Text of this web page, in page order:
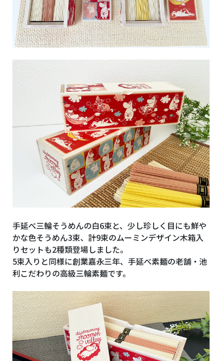
手延べ三輪そうめんの白6束と、少し珍しく目にも鮮や
かな色そうめん3束、計9束のムーミンデザイン木箱入
りセットも2種類登場しました。
5束入りと同様に創業嘉永三年、手延べ素麺の老舗・池
利こだわりの高級三輪素麺です。